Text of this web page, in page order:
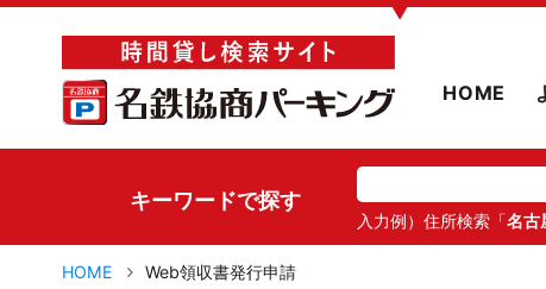
▼
HOME
キーワードで探す
入力例）住所検索「名古
HOME Web領収書発行申請